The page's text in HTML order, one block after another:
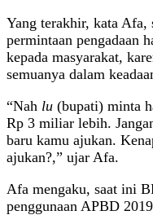
Yang terakhir, kata
permintaan pengadaan
kepada masyarakat,
semuanya dalam
“Nah lu (bupati) minta
Rp 3 miliar lebih.
baru kamu ajukan.
ajukan?,” ujar Afa.
Afa mengaku, saat ini
penggunaan APBD